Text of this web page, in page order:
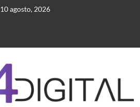
10 agosto, 2026